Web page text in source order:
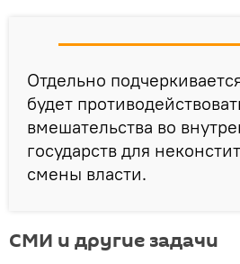
Отдельно
будет
вмешательства во
государств для
смены власти.
СМИ и другие задачи